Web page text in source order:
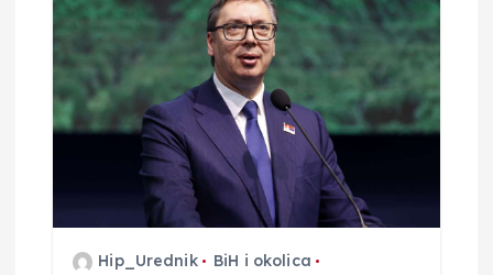
Hip_Urednik
BiH i okolica